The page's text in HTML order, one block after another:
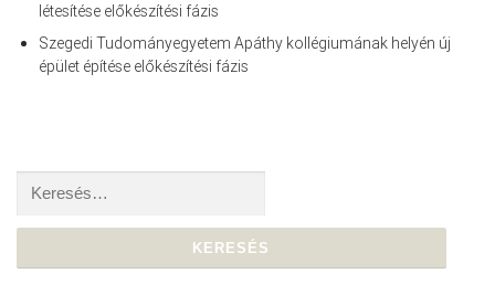
létesítése előkészítési fázis
Szegedi Tudományegyetem Apáthy kollégiumának helyén új
épület építése előkészítési fázis
Keresés: